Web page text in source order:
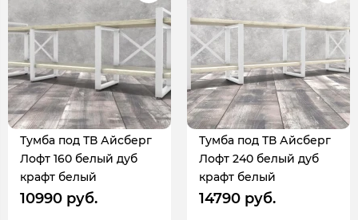
Тумба под ТВ Айсберг
Лофт 160 белый дуб
крафт белый
10990 руб.
Тумба под ТВ Айсберг
Лофт 240 белый дуб
крафт белый
14790 руб.